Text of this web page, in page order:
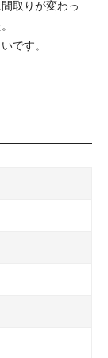
取りが変わっ
いです。